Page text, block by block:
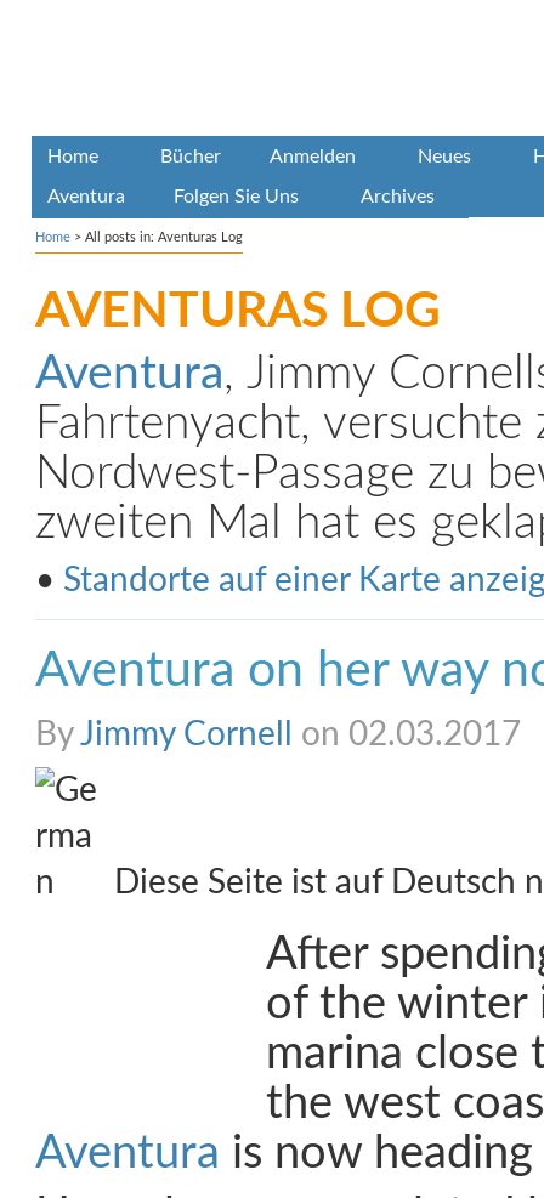
Home Bücher Anmelden Neues
Aventura Folgen Sie Uns Archives
Home > All posts in: Aventuras Log
AVENTURAS LOG
Aventura, Jimmy
Fahrtenyacht, versuchte
Nordwest-Passage zu
zweiten Mal hat es
• Standorte auf einer Karte
Aventura on her way
ByJimmy Cornell on 02.03.2017
Diese Seite ist auf Deutsch
After
of the winter
marina close
the west
Aventura is now